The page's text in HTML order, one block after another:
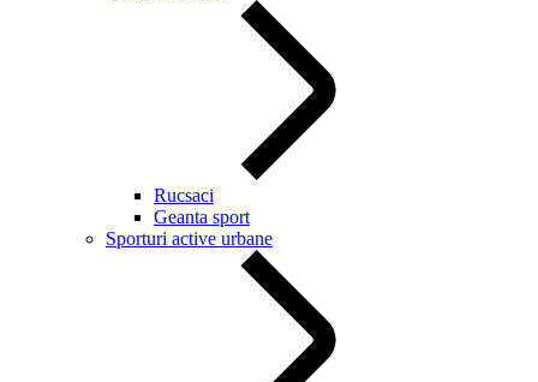
Rucsaci
Geanta sport
Sporturi active urbane